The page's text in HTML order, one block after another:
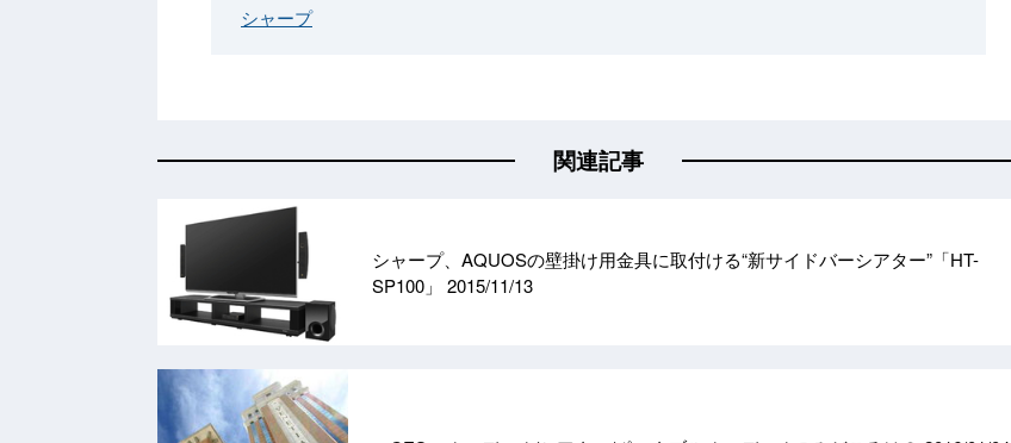
シャープ
関連記事
シャープ、AQUOSの壁掛け用金具に取付ける“新サイドバーシアター”「HT-
SP100」 2015/11/13